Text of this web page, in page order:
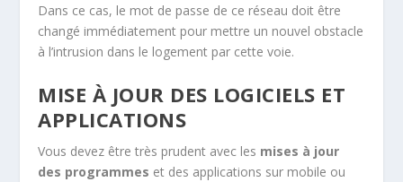
Dans ce cas, le mot de passe de ce réseau doit être
changé immédiatement pour mettre un nouvel obstacle
à l’intrusion dans le logement par cette voie.
​MISE À JOUR DES LOGICIELS ET
APPLICATIONS
Vous devez être très prudent avec les mises à jour
des programmes et des applications sur mobile ou